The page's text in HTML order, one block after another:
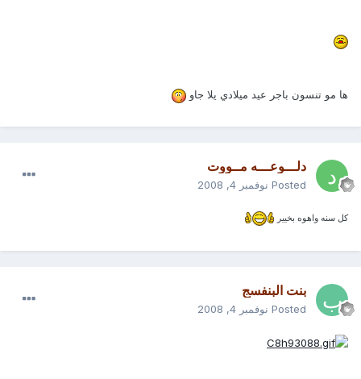
ها مو تنسون باجر عيد ميلادي يلا جاو
دلـــوعـــه مــووت
Posted نوفمبر 4, 2008
كل سنه واهوه بخيير
بنت البنفسج
Posted نوفمبر 4, 2008